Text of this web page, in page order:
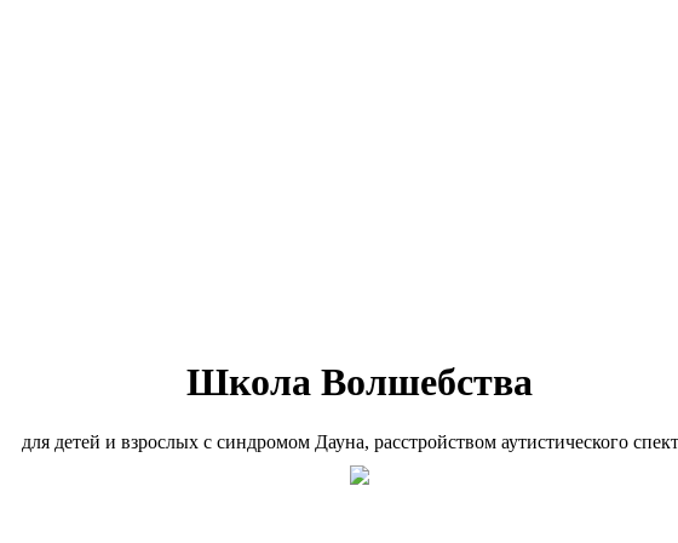
Школа Волшебства
для детей и взрослых с синдромом Дауна, расстройством аутистического